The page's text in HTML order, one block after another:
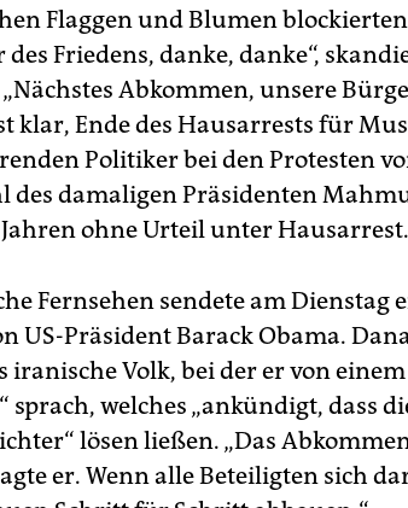
Flaggen und Blumen
des Friedens, danke, danke“,
Abkommen, unsere
klar, Ende des Hausarrests für
Politiker bei den Protesten
des damaligen Präsidenten
ohne Urteil unter Hausarrest.
Fernsehen sendete am
US-Präsident Barack Obama.
iranische Volk, bei der er von
sprach, welches „ankündigt, dass
lösen ließen. „Das
er. Wenn alle Beteiligten sich